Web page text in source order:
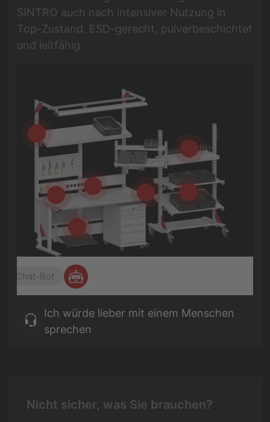
SINTRO auch nach intensiver Nutzung in
Top-Zustand. ESD-gerecht, pulverbeschichtet
und leitfähig.
Chat-Bot
Ich würde lieber mit einem Menschen
sprechen
Nicht sicher, was Sie brauchen?